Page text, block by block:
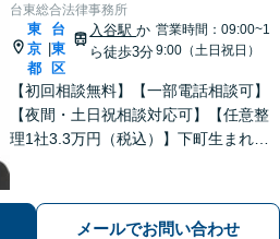
台東総合法律事務所
東
京
都
|
台
東
区
入谷駅か
ら徒歩3分
営業時間：09:00~1
9:00（土日祝日）
【初回相談無料】【一部電話相談可】
【夜間・土日祝相談対応可】【任意整
理1社3.3万円（税込）】下町生まれ下
ます。
メールでお問い合わせ